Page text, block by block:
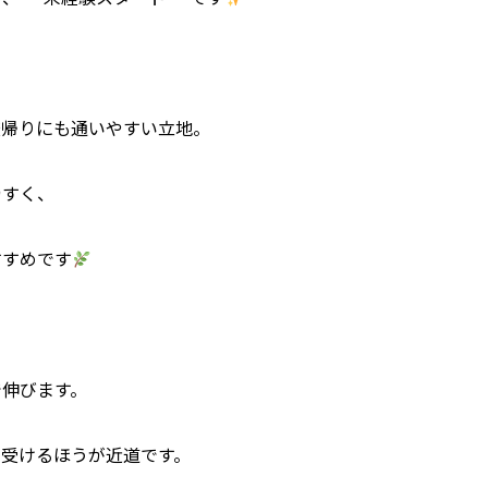
りにも通いやすい立地。
く、
めです
びます。
けるほうが近道です。